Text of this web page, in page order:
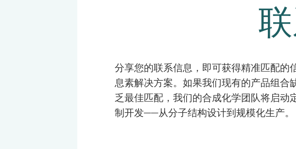
分享您的联系信息，即可获得精准匹配的
息素解决方案。如果我们现有的产品组合
乏最佳匹配，我们的合成化学团队将启动
制开发——从分子结构设计到规模化生产。